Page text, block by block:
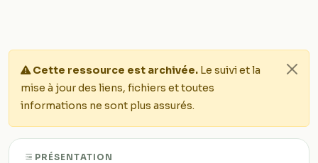
Cette ressource est archivée. Le suivi et la
mise à jour des liens, fichiers et toutes
informations ne sont plus assurés.
PRÉSENTATION